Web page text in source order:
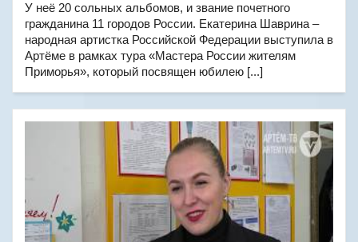
У неё 20 сольных альбомов, и звание почетного
гражданина 11 городов России. Екатерина Шаврина –
народная артистка Российской Федерации выступила в
Артёме в рамках тура «Мастера России жителям
Приморья», который посвящен юбилею [...]